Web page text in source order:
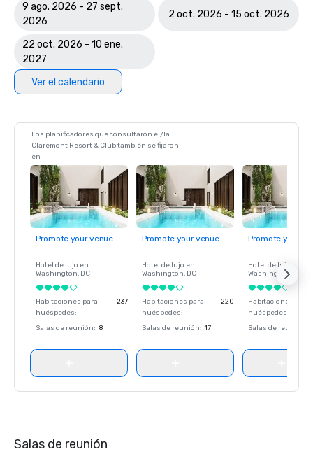
9 ago. 2026 - 27 sept.
2026
2 oct. 2026 - 15 oct. 2026
22 oct. 2026 - 10 ene.
2027
Ver el calendario
Los planificadores que consultaron el/la
Claremont Resort & Club también se fijaron
en
Promote your venue
Hotel de lujo en
Washington, DC
Habitaciones para
huéspedes:
237
Salas de reunión: 8
Promote your venue
Hotel de lujo en
Washington, DC
Habitaciones para
huéspedes:
220
Salas de reunión: 17
Promote your
Hotel de lujo en
Washington
Habitaciones para
huéspedes
Salas de reunión
Salas de reunión